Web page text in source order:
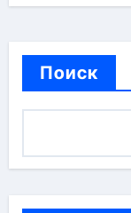
Поиск